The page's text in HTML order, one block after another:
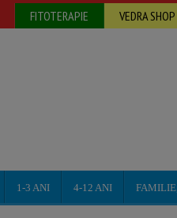
FITOTERAPIE VEDRA SHOP
1-3 ANI 4-12 ANI